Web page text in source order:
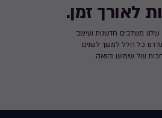
לאורך זמן.
שלנו משלבים חדשנות ועיצוב
כל חלל למשך לשנים
של שימוש והנאה.